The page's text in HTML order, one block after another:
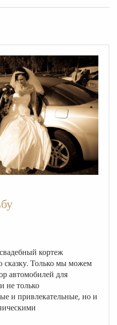
кортеж
сказку. Только мы можем
автомобилей для
не только
и привлекательные, но и